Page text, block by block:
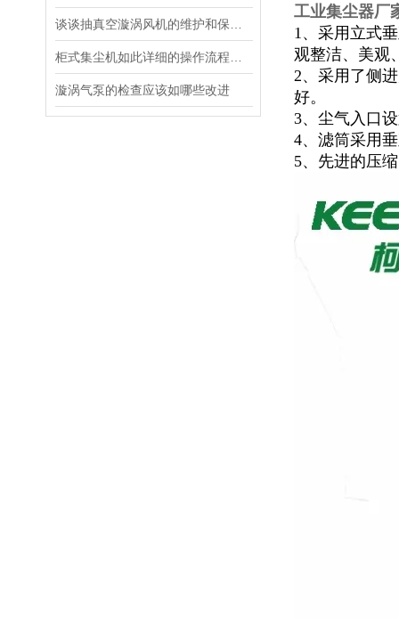
漩涡气泵的检查应该如哪些改进
工业集尘器厂
1、采用立式
观整洁、美观
2、采用了侧
好。
3、尘气入口
4、滤筒采用
5、先进的压